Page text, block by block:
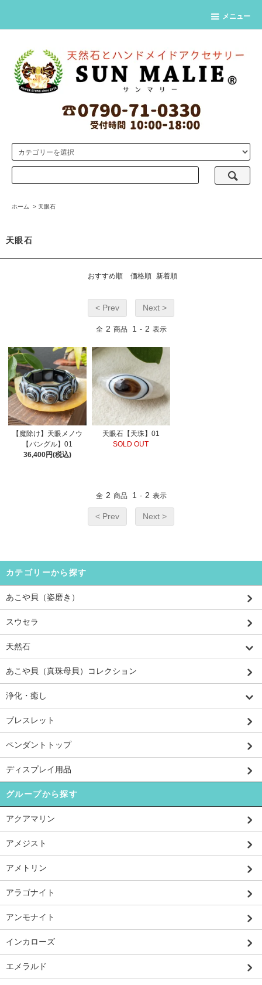
メニュー
ホーム > 天眼石
天眼石
おすすめ順 価格順 新着順
< Prev Next >
全 2 商品 1 - 2 表示
【魔除け】天眼メノウ
【バングル】01
36,400円(税込)
天眼石【天珠】01
SOLD OUT
全 2 商品 1 - 2 表示
< Prev Next >
カテゴリーから探す
あこや貝（姿磨き）
スウセラ
天然石
あこや貝（真珠母貝）コレクション
浄化・癒し
ブレスレット
ペンダントトップ
ディスプレイ用品
グループから探す
アクアマリン
アメジスト
アメトリン
アラゴナイト
アンモナイト
インカローズ
エメラルド